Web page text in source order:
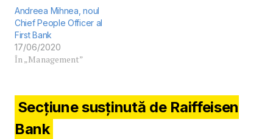
Andreea Mihnea, noul
Chief People Officer al
First Bank
17/06/2020
În „Management”
Secțiune susținută de Raiffeisen
Bank